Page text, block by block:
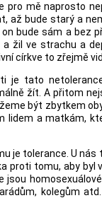
pro mě naprosto
až bude starý a
bude sám a bez
žil ve strachu a
církve to zřejmě
je tato
žít. A přitom
být zbytkem
lidem a matkám,
je tolerance. U
tomu, aby byl
jsou
kolegům